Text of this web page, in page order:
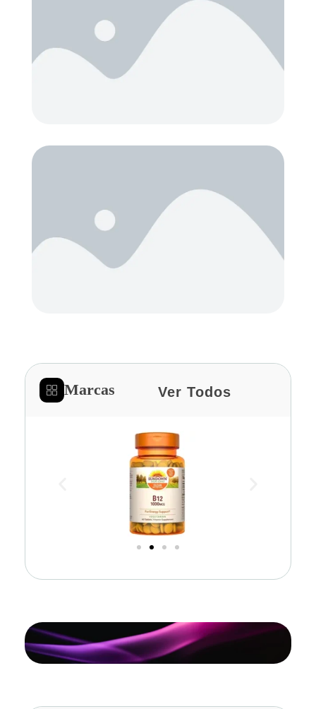
Marcas Ver Todos